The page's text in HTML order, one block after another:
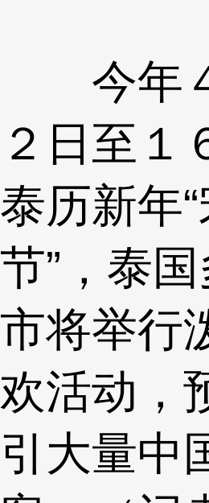
今年４
２日至１
泰历新年
节”，泰
市将举行
欢活动，
引大量中